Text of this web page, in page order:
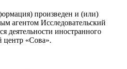
произведен и (или)
агентом Исследовательский
деятельности иностранного
центр «Сова».